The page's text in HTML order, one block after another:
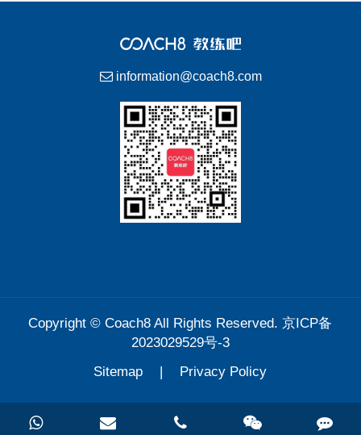
information@coach8.com
Copyright ©Coach8All Rights Reserved.京ICP备
2023029529号-3
Sitemap
Privacy Policy